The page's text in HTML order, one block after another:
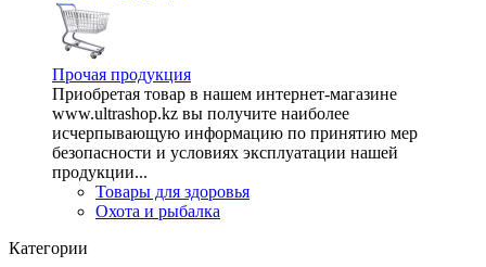
Прочая продукция
Приобретая товар в нашем интернет-магазине
www.ultrashop.kz вы получите наиболее
исчерпывающую информацию по принятию мер
безопасности и условиях эксплуатации нашей
продукции...
Товары для здоровья
Охота и рыбалка
Категории